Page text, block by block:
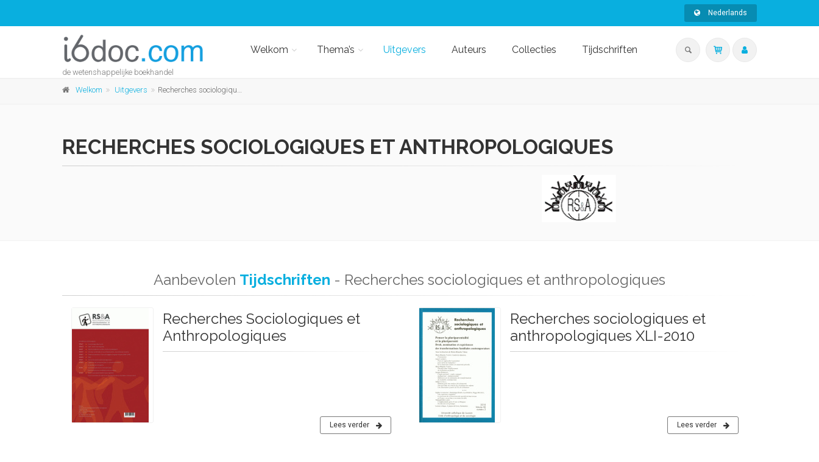
Nederlands
de wetenshappelijke boekhandel
Welkom Thema’s Uitgevers Auteurs Collecties Tijdschriften
Welkom Uitgevers Recherches sociologiques et anthropologiques
RECHERCHES SOCIOLOGIQUES ET ANTHROPOLOGIQUES
Aanbevolen Tijdschriften - Recherches sociologiques et anthropologiques
Recherches Sociologiques et
Anthropologiques
Lees verder
Recherches sociologiques et
anthropologiques XLI-2010
Lees verder